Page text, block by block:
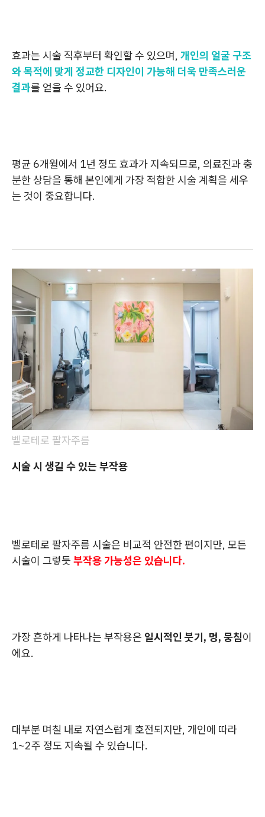
효과는 시술 직후부터 확인할 수 있으며, 개인의 얼굴 구조
와 목적에 맞게 정교한 디자인이 가능해 더욱 만족스러운
결과를 얻을 수 있어요.
평균 6개월에서 1년 정도 효과가 지속되므로, 의료진과 충
분한 상담을 통해 본인에게 가장 적합한 시술 계획을 세우
는 것이 중요합니다.
벨로테로 팔자주름
시술 시 생길 수 있는 부작용
벨로테로 팔자주름 시술은 비교적 안전한 편이지만, 모든
시술이 그렇듯 부작용 가능성은 있습니다.
가장 흔하게 나타나는 부작용은 일시적인 붓기, 멍, 뭉침이
에요.
대부분 며칠 내로 자연스럽게 호전되지만, 개인에 따라
1~2주 정도 지속될 수 있습니다.